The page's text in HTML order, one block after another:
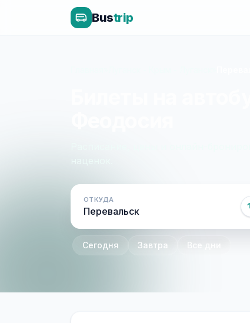
Bustrip
ОТКУДА
Сегодня Завтра Все дни